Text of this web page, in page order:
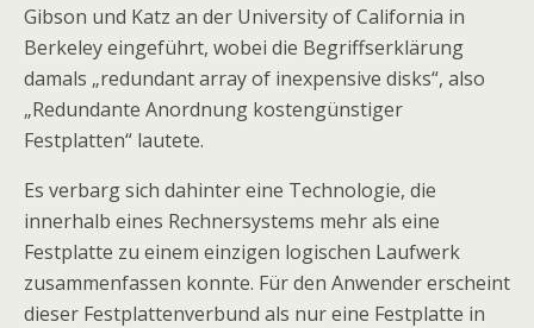
Gibson und Katz an der University of California in
Berkeley eingeführt, wobei die Begriffserklärung
damals „redundant array of inexpensive disks“, also
„Redundante Anordnung kostengünstiger
Festplatten“ lautete.
Es verbarg sich dahinter eine Technologie, die
innerhalb eines Rechnersystems mehr als eine
Festplatte zu einem einzigen logischen Laufwerk
zusammenfassen konnte. Für den Anwender erscheint
dieser Festplattenverbund als nur eine Festplatte in